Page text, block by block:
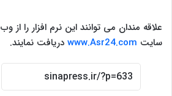
علاقه مندان می توانند این نرم افزار را از وب
سایت www.Asr24.com دریافت نمایند.